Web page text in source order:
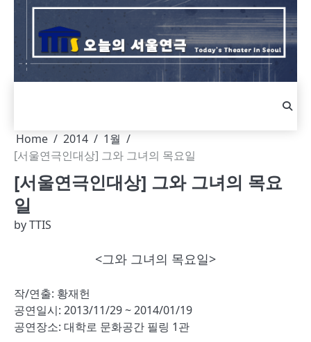
Skip
content
Home 2014
1월
[서울연극인대상] 그와 그녀의 목요일
[서울연극인대상] 그와 그녀의 목요
일
byTTIS
<그와 그녀의 목요일>
작/연출: 황재헌
공연일시: 2013/11/29 ~ 2014/01/19
공연장소: 대학로 문화공간 필링 1관